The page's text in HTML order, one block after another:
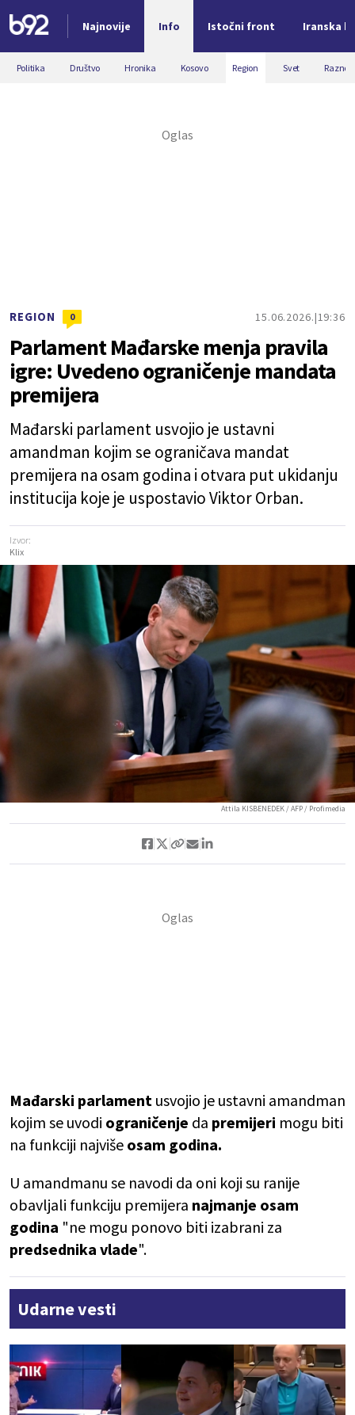
Najnovije Info Istočni front Iranska
Nova vest
Politika Društvo Hronika Kosovo Region Svet Razno
REGION 0 15.06.2026. 19:36
Parlament Mađarske menja pravila
igre: Uvedeno ograničenje mandata
premijera
Mađarski parlament usvojio je ustavni
amandman kojim se ograničava mandat
premijera na osam godina i otvara put ukidanju
institucija koje je uspostavio Viktor Orban.
Izvor:
Klix
Attila KISBENEDEK / AFP / Profimedia
Mađarski parlament usvojio je ustavni amandman
kojim se uvodi ograničenje da premijeri mogu biti
na funkciji najviše osam godina.
U amandmanu se navodi da oni koji su ranije
obavljali funkciju premijera najmanje osam
godina "ne mogu ponovo biti izabrani za
predsednika vlade".
Udarne vesti